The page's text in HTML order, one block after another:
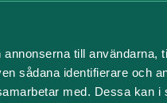
till användarna,
sådana identifierare och
med. Dessa kan i
Kvm